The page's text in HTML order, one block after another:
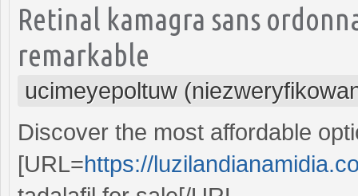
Retinal kamagra sans
remarkable
ucimeyepoltuw
Discover the most affordable
[URL=https://